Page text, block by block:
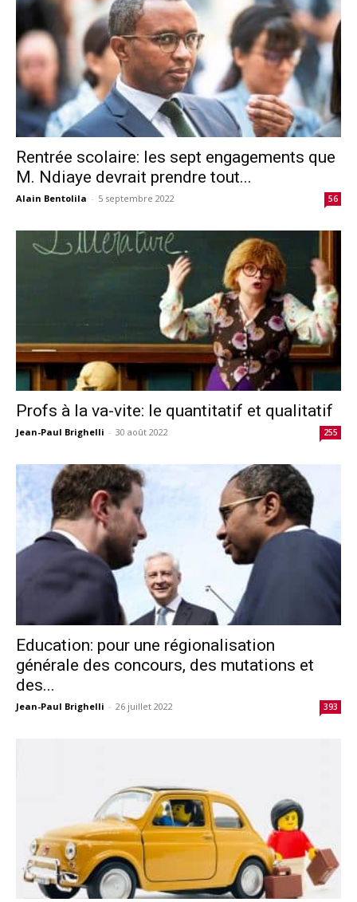
Rentrée scolaire: les sept engagements que
M. Ndiaye devrait prendre tout...
Alain Bentolila - 5 septembre 2022 56
Profs à la va-vite: le quantitatif et qualitatif
Jean-Paul Brighelli - 30 août 2022 255
Education: pour une régionalisation
générale des concours, des mutations et
des...
Jean-Paul Brighelli - 26 juillet 2022 393